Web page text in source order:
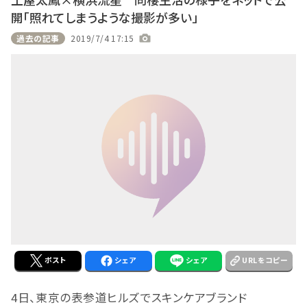
開「照れてしまうような撮影が多い」
過去の記事 2019/7/4 17:15
ポスト シェア シェア URLをコピー
4日、東京の表参道ヒルズでスキンケアブランド